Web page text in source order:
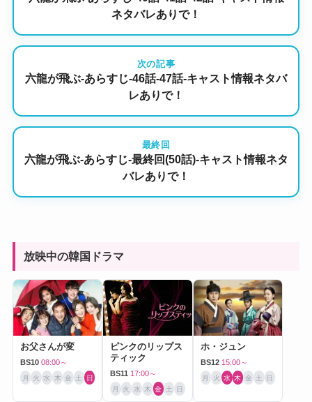
ネタバレありで！
次の記事
六龍が飛ぶ-あらすじ-46話-47話-キャスト情報ネタバ
レありで！
最終回
六龍が飛ぶ-あらすじ-最終回(50話)-キャスト情報ネタ
バレありで！
放映中の韓国ドラマ
お父さんが変
BS10 08:00～
月 火 水 木 金 土 日
ピンクのリップス
ティック
BS11 17:00～
月 火 水 木 金 土 日
ホ・ジュン
BS12 15:00～
月 火 水 木 金 土 日